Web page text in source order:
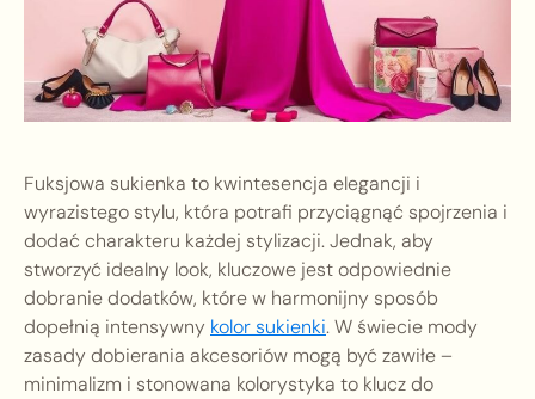
Fuksjowa sukienka to kwintesencja elegancji i
wyrazistego stylu, która potrafi przyciągnąć spojrzenia i
dodać charakteru każdej stylizacji. Jednak, aby
stworzyć idealny look, kluczowe jest odpowiednie
dobranie dodatków, które w harmonijny sposób
dopełnią intensywny kolor sukienki. W świecie mody
zasady dobierania akcesoriów mogą być zawiłe –
minimalizm i stonowana kolorystyka to klucz do